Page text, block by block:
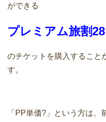
ができる
プレミアム旅割
のチケットを購入すること
す。
「PP単価?」という方は、